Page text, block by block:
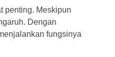
penting. Meskipun
Dengan
fungsinya